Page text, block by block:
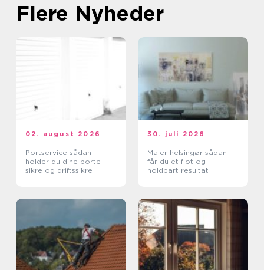
Flere Nyheder
02. august 2026
Portservice sådan
holder du dine porte
sikre og driftssikre
30. juli 2026
Maler helsingør sådan
får du et flot og
holdbart resultat